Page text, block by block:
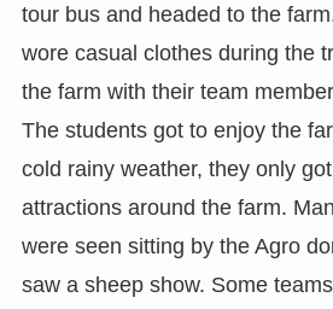
tour bus and headed to the
wore casual clothes during the
the farm with their team
The students got to enjoy the
cold rainy weather, they only
attractions around the farm.
were seen sitting by the Agro
saw a sheep show. Some